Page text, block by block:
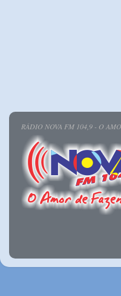
RÁDIO NOVA FM 104,9 - O